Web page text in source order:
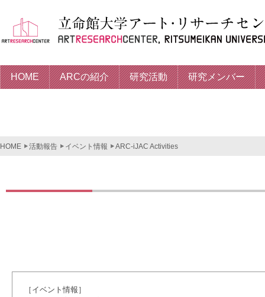
HOME ARCの紹介 研究活動 研究メンバー
HOME 活動報告 イベント情報 ARC-iJAC Activities
［イベント情報］